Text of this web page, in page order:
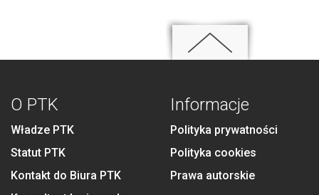
O PTK
Władze PTK
Statut PTK
Kontakt do Biura PTK
Informacje
Polityka prywatności
Polityka cookies
Prawa autorskie